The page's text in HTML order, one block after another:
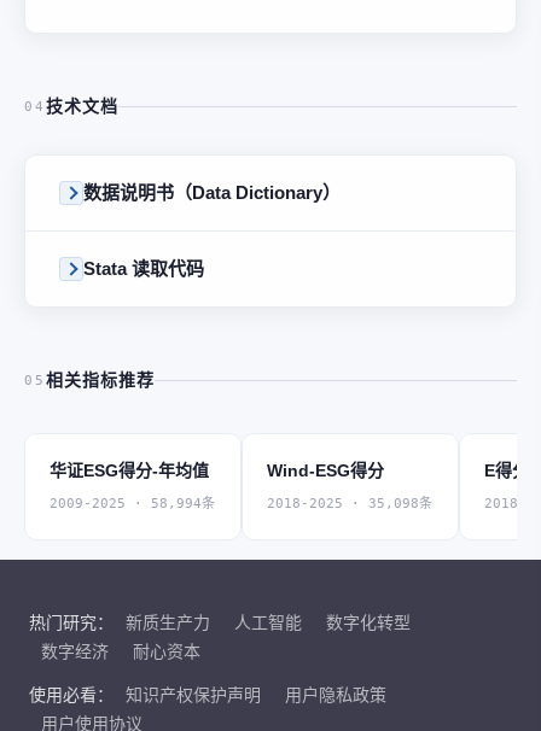
04 技术文档
数据说明书（Data Dictionary）
Stata 读取代码
05 相关指标推荐
华证ESG得分-年均值
2009-2025 · 58,994条
Wind-ESG得分
2018-2025 · 35,098条
E得分
2018-
热门研究： 新质生产力 人工智能
数字化转型
数字经济
耐心资本
使用必看： 知识产权保护声明
用户隐私政策
用户使用协议